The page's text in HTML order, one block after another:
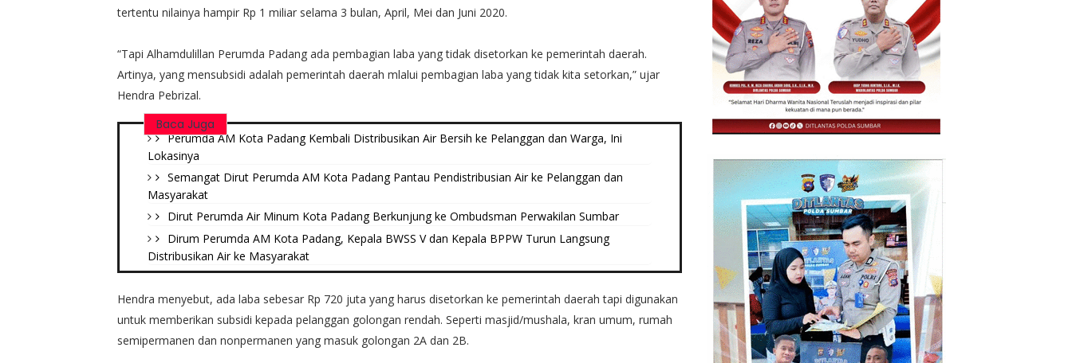
tertentu nilainya hampir Rp 1 miliar selama 3 bulan, April, Mei dan Juni 2020.
“Tapi Alhamdulillan Perumda Padang ada pembagian laba yang tidak disetorkan ke pemerintah daerah.
Artinya, yang mensubsidi adalah pemerintah daerah mlalui pembagian laba yang tidak kita setorkan,” ujar
Hendra Pebrizal.
Baca Juga
Perumda AM Kota Padang Kembali Distribusikan Air Bersih ke Pelanggan dan Warga, Ini
Lokasinya
Semangat Dirut Perumda AM Kota Padang Pantau Pendistribusian Air ke Pelanggan dan
Masyarakat
Dirut Perumda Air Minum Kota Padang Berkunjung ke Ombudsman Perwakilan Sumbar
Dirum Perumda AM Kota Padang, Kepala BWSS V dan Kepala BPPW Turun Langsung
Distribusikan Air ke Masyarakat
Hendra menyebut, ada laba sebesar Rp 720 juta yang harus disetorkan ke pemerintah daerah tapi digunakan
untuk memberikan subsidi kepada pelanggan golongan rendah. Seperti masjid/mushala, kran umum, rumah
semipermanen dan nonpermanen yang masuk golongan 2A dan 2B.